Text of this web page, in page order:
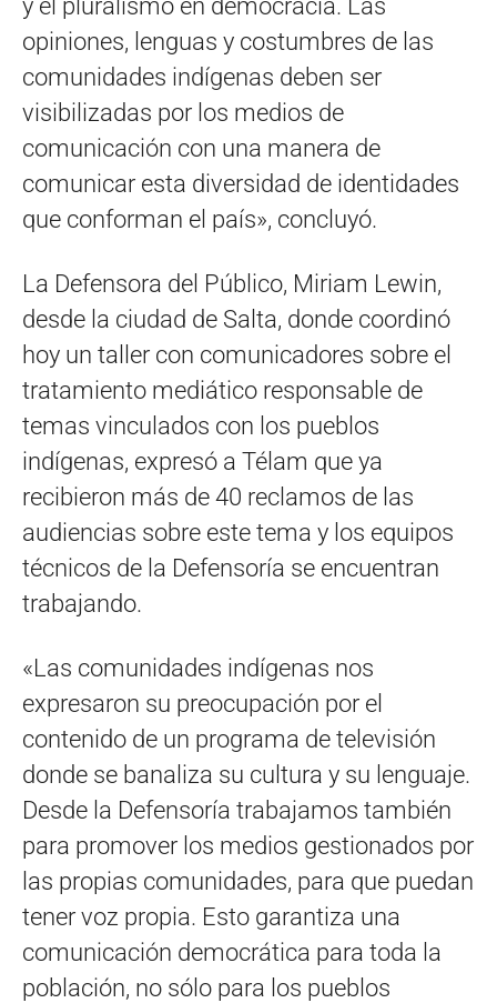
y el pluralismo en democracia. Las
opiniones, lenguas y costumbres de las
comunidades indígenas deben ser
visibilizadas por los medios de
comunicación con una manera de
comunicar esta diversidad de identidades
que conforman el país», concluyó.
La Defensora del Público, Miriam Lewin,
desde la ciudad de Salta, donde coordinó
hoy un taller con comunicadores sobre el
tratamiento mediático responsable de
temas vinculados con los pueblos
indígenas, expresó a Télam que ya
recibieron más de 40 reclamos de las
audiencias sobre este tema y los equipos
técnicos de la Defensoría se encuentran
trabajando.
«Las comunidades indígenas nos
expresaron su preocupación por el
contenido de un programa de televisión
donde se banaliza su cultura y su lenguaje.
Desde la Defensoría trabajamos también
para promover los medios gestionados por
las propias comunidades, para que puedan
tener voz propia. Esto garantiza una
comunicación democrática para toda la
población, no sólo para los pueblos